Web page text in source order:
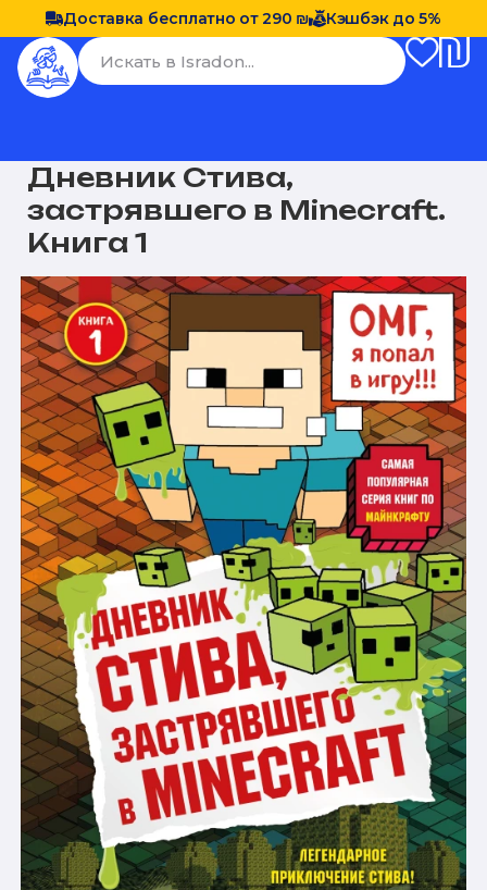
Доставка бесплатно от 290 ₪ Кэшбэк до 5%
Дневник Стива,
застрявшего в Minecraft.
Книга 1